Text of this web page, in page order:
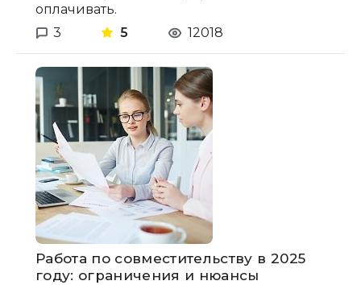
оплачивать.
3
5 12018
Работа по совместительству в 2025
году: ограничения и нюансы